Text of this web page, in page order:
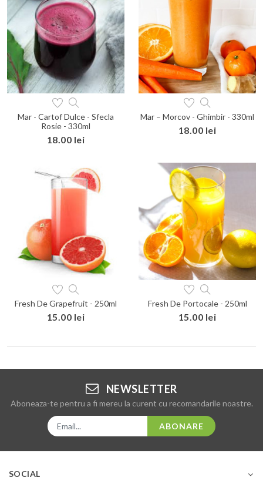
Mar - Cartof Dulce - Sfecla
Rosie - 330ml
18.00 lei
Mar – Morcov - Ghimbir - 330ml
18.00 lei
Fresh De Grapefruit - 250ml
15.00 lei
Fresh De Portocale - 250ml
15.00 lei
NEWSLETTER
Aboneaza-te pentru a fi mereu la curent cu recomandarile noastre.
ABONARE
SOCIAL